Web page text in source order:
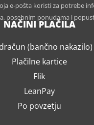
e-pošta koristi za potrebe
posebnim ponudama i
NAČINI PLAČILA
(bančno nakazilo)
Plačilne kartice
Flik
LeanPay
Po povzetju